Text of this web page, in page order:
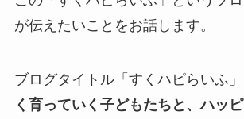
が伝えたいことをお話します。
ブログタイトル「すくハピらいふ」
く育っていく子どもたちと、ハッ